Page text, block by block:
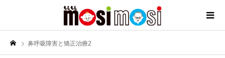
鼻呼吸障害と矯正治療2